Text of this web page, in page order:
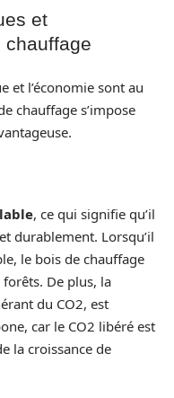
et
chauffage
et l’économie sont au
chauffage s’impose
, ce qui signifie qu’il
durablement. Lorsqu’il
le bois de chauffage
De plus, la
du CO2, est
car le CO2 libéré est
la croissance de